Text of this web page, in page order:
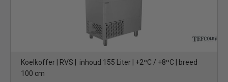
Koelkoffer | RVS | inhoud 155 Liter | +2ºC / +8ºC | breed
100 cm